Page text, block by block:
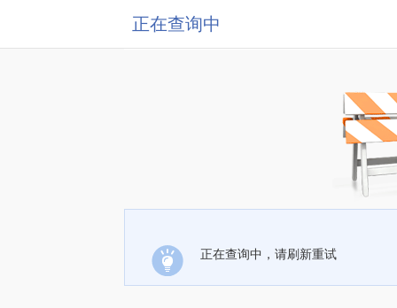
正在查询中
正在查询中，请刷新重试